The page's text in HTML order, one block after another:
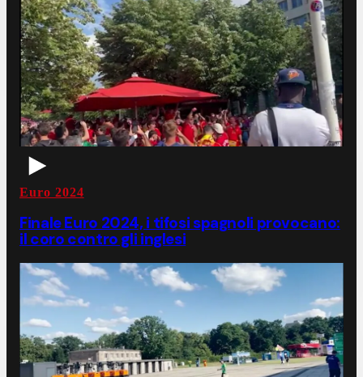
Euro 2024
Finale Euro 2024, i tifosi spagnoli provocano:
il coro contro gli inglesi